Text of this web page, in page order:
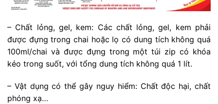
– Chất lỏng, gel, kem: Các chất lỏng, gel, kem phải
được đựng trong chai hoặc lọ có dung tích không quá
100ml/chai và được đựng trong một túi zip có khóa
kéo trong suốt, với tổng dung tích không quá 1 lít.
– Vật dụng có thể gây nguy hiểm: Chất độc hại, chất
phóng xạ…